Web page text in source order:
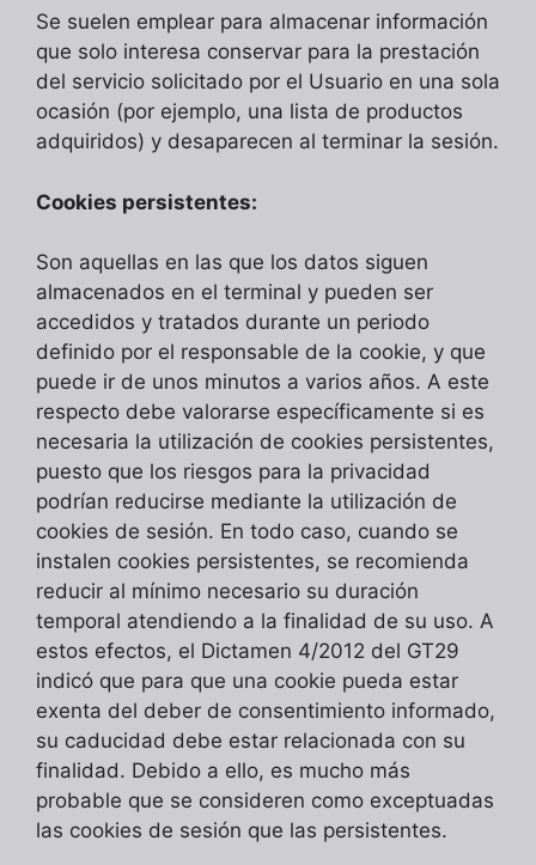
Se suelen emplear para almacenar información
que solo interesa conservar para la prestación
del servicio solicitado por el Usuario en una sola
ocasión (por ejemplo, una lista de productos
adquiridos) y desaparecen al terminar la sesión.
Cookies persistentes:
Son aquellas en las que los datos siguen
almacenados en el terminal y pueden ser
accedidos y tratados durante un periodo
definido por el responsable de la cookie, y que
puede ir de unos minutos a varios años. A este
respecto debe valorarse específicamente si es
necesaria la utilización de cookies persistentes,
puesto que los riesgos para la privacidad
podrían reducirse mediante la utilización de
cookies de sesión. En todo caso, cuando se
instalen cookies persistentes, se recomienda
reducir al mínimo necesario su duración
temporal atendiendo a la finalidad de su uso. A
estos efectos, el Dictamen 4/2012 del GT29
indicó que para que una cookie pueda estar
exenta del deber de consentimiento informado,
su caducidad debe estar relacionada con su
finalidad. Debido a ello, es mucho más
probable que se consideren como exceptuadas
las cookies de sesión que las persistentes.